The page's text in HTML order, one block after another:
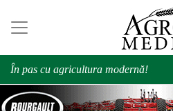
În pas cu agricultura modernă!